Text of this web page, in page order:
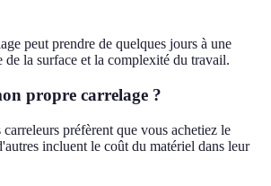
peut prendre de quelques jours à une
de la surface et la complexité du travail.
propre carrelage ?
préfèrent que vous achetiez le
incluent le coût du matériel dans leur